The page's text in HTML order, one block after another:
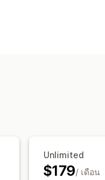
Unlimited
$179/ เดือน